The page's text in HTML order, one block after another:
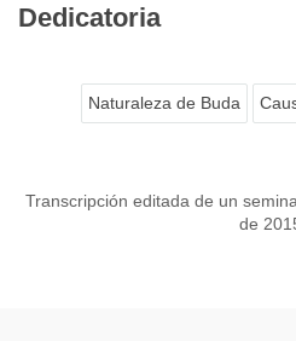
Dedicatoria
Naturaleza de Buda
Transcripción editada de un
de